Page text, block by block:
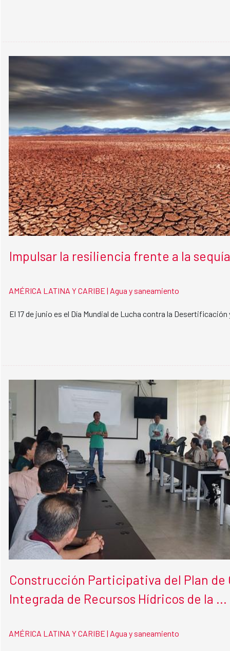
Impulsar la resiliencia frente a la sequía
AMÉRICA LATINA Y CARIBE | Agua y saneamiento
El 17 de junio es el Día Mundial de Lucha contra la Desertificación
Construcción Participativa del Plan de
Integrada de Recursos Hídricos de la ...
AMÉRICA LATINA Y CARIBE | Agua y saneamiento